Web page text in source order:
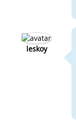
leskoy